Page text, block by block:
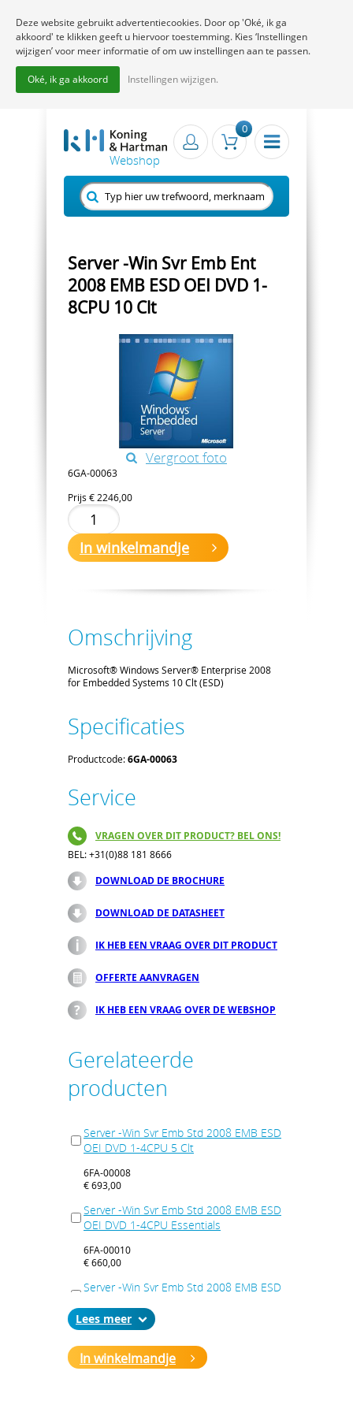
0
Server -Win Svr Emb Ent
2008 EMB ESD OEI DVD 1-
8CPU 10 Clt
Vergroot foto
6GA-00063
Prijs € 2246,00
In winkelmandje
Omschrijving
Microsoft® Windows Server® Enterprise 2008
for Embedded Systems 10 Clt (ESD)
Specificaties
Productcode:6GA-00063
Service
VRAGEN OVER DIT PRODUCT? BEL ONS!
BEL: +31(0)88 181 8666
DOWNLOAD DE BROCHURE
DOWNLOAD DE DATASHEET
IK HEB EEN VRAAG OVER DIT PRODUCT
OFFERTE AANVRAGEN
IK HEB EEN VRAAG OVER DE WEBSHOP
Gerelateerde
producten
Server -Win Svr Emb Std 2008 EMB ESD
OEI DVD 1-4CPU 5 Clt
6FA-00008
€ 693,00
Server -Win Svr Emb Std 2008 EMB ESD
OEI DVD 1-4CPU Essentials
6FA-00010
€ 660,00
Server -Win Svr Emb Std 2008 EMB ESD
6FA-00012
Server -Win Svr Emb Std 2008 R2 64Bit
Lees
In winkelmandje
Deze website gebruikt advertentiecookies. Door op 'Oké, ik ga
akkoord' te klikken geeft u hiervoor toestemming. Kies ‘Instellingen
wijzigen’ voor meer informatie of om uw instellingen aan te passen.
Oké, ik ga akkoord Instellingen wijzigen.